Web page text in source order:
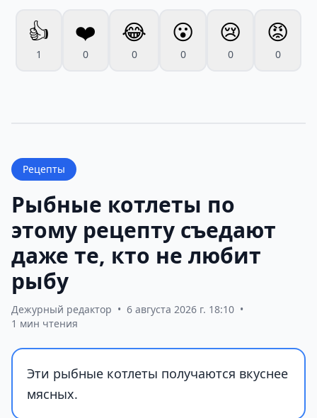
👍
1
❤️
0
😂
0
😮
0
😢
0
😡
0
Рецепты
Рыбные котлеты по
этому рецепту съедают
даже те, кто не любит
рыбу
Дежурный редактор • 6 августа 2026 г. 18:10 •
1 мин чтения
Эти рыбные котлеты получаются вкуснее
мясных.